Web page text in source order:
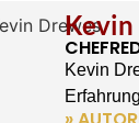
Kevin
Kevin